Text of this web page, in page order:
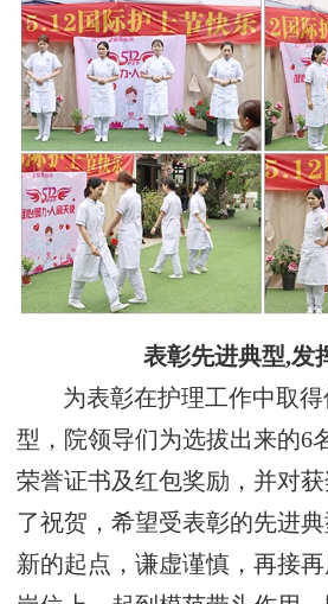
表彰先进典型,发
为表彰在护理工作中取
型，院领导们为选拔出来的6
荣誉证书及红包奖励，并对
了祝贺，希望受表彰的先进
新的起点，谦虚谨慎，再接